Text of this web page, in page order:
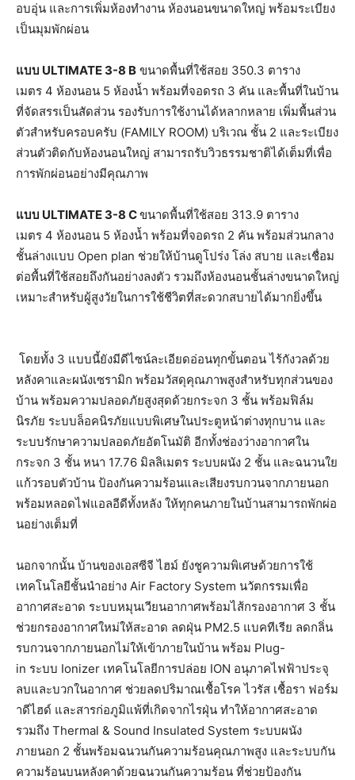
อบอุ่น และการเพิ่มห้องทำงาน ห้องนอนขนาดใหญ่ พร้อมระเบียง
เป็นมุมพักผ่อน
แบบ ULTIMATE 3-8 B ขนาดพื้นที่ใช้สอย 350.3 ตาราง
เมตร 4 ห้องนอน 5 ห้องน้ำ พร้อมที่จอดรถ 3 คัน และพื้นที่ในบ้าน
ที่จัดสรรเป็นสัดส่วน รองรับการใช้งานได้หลากหลาย เพิ่มพื้นส่วน
ตัวสำหรับครอบครับ (FAMILY ROOM) บริเวณ ชั้น 2 และระเบียง
ส่วนตัวติดกับห้องนอนใหญ่ สามารถรับวิวธรรมชาติได้เต็มที่เพื่อ
การพักผ่อนอย่างมีคุณภาพ
แบบ ULTIMATE 3-8 Cขนาดพื้นที่ใช้สอย 313.9 ตาราง
เมตร 4 ห้องนอน 5 ห้องน้ำ พร้อมที่จอดรถ 2 คัน พร้อมส่วนกลาง
ชั้นล่างแบบ Open plan ช่วยให้บ้านดูโปร่ง โล่ง สบาย และเชื่อม
ต่อพื้นที่ใช้สอยถึงกันอย่างลงตัว รวมถึงห้องนอนชั้นล่างขนาดใหญ่
เหมาะสำหรับผู้สูงวัยในการใช้ชีวิตที่สะดวกสบายได้มากยิ่งขึ้น
โดยทั้ง 3 แบบนี้ยังมีดีไซน์ละเอียดอ่อนทุกขั้นตอน ไร้กังวลด้วย
หลังคาและผนังเซรามิก พร้อมวัสดุคุณภาพสูงสำหรับทุกส่วนของ
บ้าน พร้อมความปลอดภัยสูงสุดด้วยกระจก 3 ชั้น พร้อมฟิล์ม
นิรภัย ระบบล็อคนิรภัยแบบพิเศษในประตูหน้าต่างทุกบาน และ
ระบบรักษาความปลอดภัยอัตโนมัติ อีกทั้งช่องว่างอากาศใน
กระจก 3 ชั้น หนา 17.76 มิลลิเมตร ระบบผนัง 2 ชั้น และฉนวนใย
แก้วรอบตัวบ้าน ป้องกันความร้อนและเสียงรบกวนจากภายนอก
พร้อมหลอดไฟแอลอีดีทั้งหลัง ให้ทุกคนภายในบ้านสามารถพักผ่อ
นอย่างเต็มที่
นอกจากนั้น บ้านของเอสซีจี ไฮม์ ยังชูความพิเศษด้วยการใช้
เทคโนโลยีชั้นนำอย่าง Air Factory System นวัตกรรมเพื่อ
อากาศสะอาด ระบบหมุนเวียนอากาศพร้อมไส้กรองอากาศ 3 ชั้น
ช่วยกรองอากาศใหม่ให้สะอาด ลดฝุ่น PM2.5 แบคทีเรีย ลดกลิ่น
รบกวนจากภายนอกไม่ให้เข้าภายในบ้าน พร้อม Plug-
in ระบบ Ionizer เทคโนโลยีการปล่อย ION อนุภาคไฟฟ้าประจุ
ลบและบวกในอากาศ ช่วยลดปริมาณเชื้อโรค ไวรัส เชื้อรา ฟอร์ม
าดีไฮด์ และสารก่อภูมิแพ้ที่เกิดจากไรฝุ่น ทำให้อากาศสะอาด
รวมถึง Thermal & Sound Insulated System ระบบผนัง
ภายนอก 2 ชั้นพร้อมฉนวนกันความร้อนคุณภาพสูง และระบบกัน
ความร้อนบนหลังคาด้วยฉนวนกันความร้อน ที่ช่วยป้องกัน